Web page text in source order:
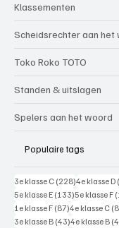
Klassementen
Scheidsrechter aan het
Toko Roko TOTO
Standen & uitslagen
Spelers aan het woord
Populaire tags
3e klasse C (228)228 posts
4e klasse D
5e klasse E (133)133 posts
5e klasse F
1e klasse F (87)87 posts
4e klasse C
3e klasse B (43)43 posts
4e klasse B